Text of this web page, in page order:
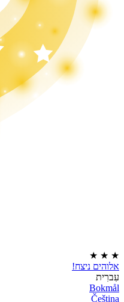
★
★
★
אלוהים ניצח!
עִברִית
Bokmål
Čeština